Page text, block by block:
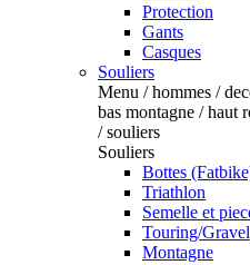
Protection
Gants
Casques
Souliers
Menu / hommes /
bas montagne / haut
/ souliers
Souliers
Bottes
Triathlon
Semelle et
Touring/Gravel
Montagne